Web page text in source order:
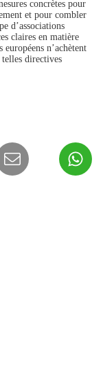
concrètes pour
et pour combler
d’associations
claires en matière
européens n’achètent
telles directives